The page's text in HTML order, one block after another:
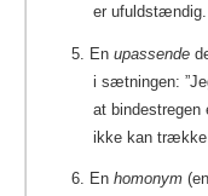
er ufuldstændig.
5. En upassende
i sætningen:
at bindestregen
ikke kan trække
6. En homonym